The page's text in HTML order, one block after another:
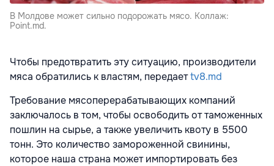
В Молдове может сильно подорожать мясо. Коллаж:
Point.md.
Чтобы предотвратить эту ситуацию, производители
мяса обратились к властям, передаетtv8.md
Требование мясоперерабатывающих компаний
заключалось в том, чтобы освободить от таможенных
пошлин на сырье, а также увеличить квоту в 5500
тонн. Это количество замороженной свинины,
которое наша страна может импортировать без